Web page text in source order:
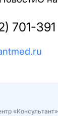
701-391